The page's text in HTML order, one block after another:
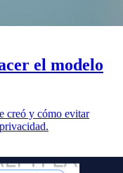
el modelo
creó y cómo evitar